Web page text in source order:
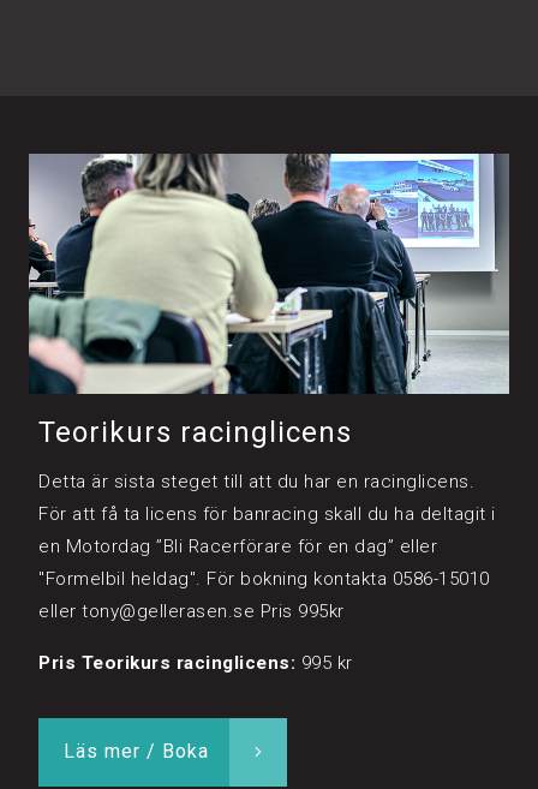
Teorikurs racinglicens
Detta är sista steget till att du har en racinglicens.
För att få ta licens för banracing skall du ha deltagit i
en Motordag ”Bli Racerförare för en dag” eller
"Formelbil heldag". För bokning kontakta 0586-15010
eller tony@gellerasen.se Pris 995kr
Pris Teorikurs racinglicens: 995 kr
Läs mer / Boka